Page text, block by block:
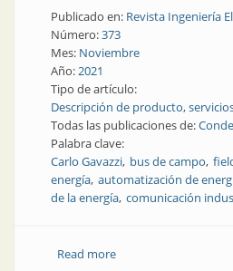
Publicado en: Revista Ingeniería
Número:373
Mes: Noviembre
Año:2021
Tipo de artículo:
Descripción de producto,
Todas las publicaciones de:
Palabra clave:
Carlo Gavazzi bus de campo
energía automatización de
de la energía comunicación
Read moreabout Transmisión de